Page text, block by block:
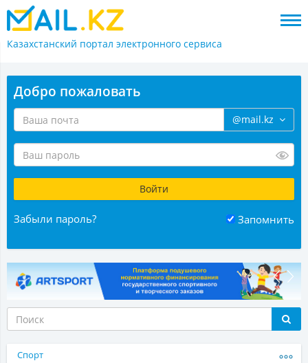
Казахстанский портал электронного сервиса
Добро пожаловать
@mail.kz
Забыли пароль? Запомнить
Спорт